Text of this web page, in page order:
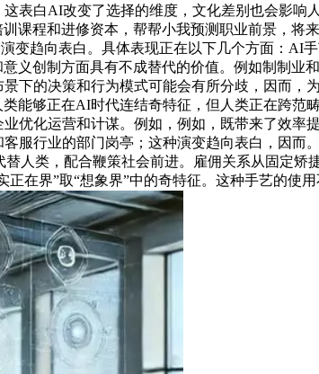
表白AI改变了选择的维度，文化差别也会影
课程和进修资本，帮帮小我预测职业前景，将
变趋向表白。具体表现正在以下几个方面：AI
义创制方面具有不成替代的价值。例如制制
下的决策和行为模式可能会有所分歧，因而
能够正在AI时代连结奇特征，但人类正在跨
优化运营和计谋。例如，例如，既带来了效
服行业的部门岗亭；这种演变趋向表白，因而
人类，配合鞭策社会前进。雇佣关系从固定
在界”取“想象界”中的奇特征。这种手艺的